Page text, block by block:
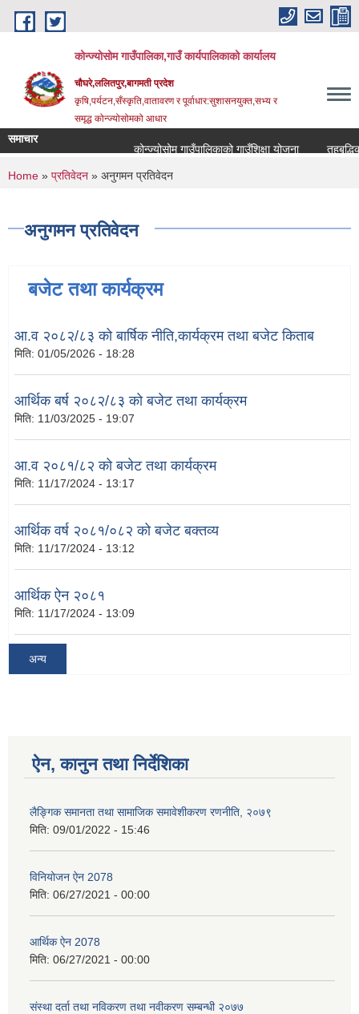
Skip to main content
कोन्ज्योसोम गाउँपालिका,गाउँ कार्यपालिकाको कार्यालय
चौघरे,ललितपुर,बागमती प्रदेश
कृषि,पर्यटन,सँस्कृति,वातावरण र पूर्वाधार:सुशासनयुक्त,सभ्य र
समृद्ध कोन्ज्योसोमको आधार
समाचार
कोन्ज्योसोम गाउँपालिकाको गाउँशिक्षा योजना
You are here
Home » प्रतिवेदन » अनुगमन प्रतिवेदन
अनुगमन प्रतिवेदन
बजेट तथा कार्यक्रम
आ.व २०८२/८३ को बार्षिक नीति,कार्यक्रम तथा बजेट किताब
मिति: 01/05/2026 - 18:28
आर्थिक बर्ष २०८२/८३ को बजेट तथा कार्यक्रम
मिति: 11/03/2025 - 19:07
आ.व २०८१/८२ को बजेट तथा कार्यक्रम
मिति: 11/17/2024 - 13:17
आर्थिक वर्ष २०८१/०८२ को बजेट बक्तव्य
मिति: 11/17/2024 - 13:12
आर्थिक ऐन २०८१
मिति: 11/17/2024 - 13:09
अन्य
ऐन, कानुन तथा निर्देशिका
लैङ्गिक समानता तथा सामाजिक समावेशीकरण रणनीति, २०७९
मिति: 09/01/2022 - 15:46
विनियोजन ऐन 2078
मिति: 06/27/2021 - 00:00
आर्थिक ऐन 2078
मिति: 06/27/2021 - 00:00
संस्था दर्ता तथा नविकरण तथा नवीकरण सम्बन्धी २०७७